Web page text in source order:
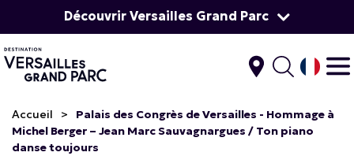
Découvrir Versailles Grand Parc
Accueil >
Palais des Congrès de Versailles - Hommage à
Michel Berger – Jean Marc Sauvagnargues / Ton piano
danse toujours